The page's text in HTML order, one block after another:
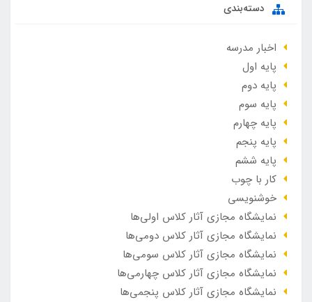
دسته‌بندی
اخبار مدرسه
پایه اول
پایه دوم
پایه سوم
پایه چهارم
پایه پنجم
پایه ششم
کار با چوب
خوشنویسی
نمایشگاه مجازی آثار کلاس اولی‌ها
نمایشگاه مجازی آثار کلاس دومی‌ها
نمایشگاه مجازی آثار کلاس سومی‌ها
نمایشگاه مجازی آثار کلاس چهارمی‌ها
نمایشگاه مجازی آثار کلاس پنجمی‌ها